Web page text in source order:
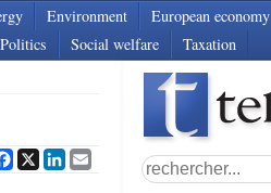
Environment European economy
Politics Social welfare Taxation
Facebook
X LinkedIn
Email